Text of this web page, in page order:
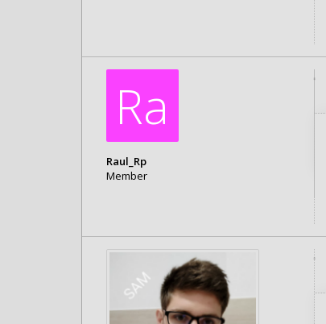
Ra
Raul_Rp
Member